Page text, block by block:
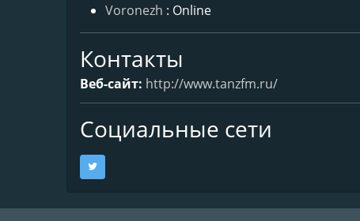
Voronezh : Online
Контакты
Веб-сайт: http://www.tanzfm.ru/
Социальные сети